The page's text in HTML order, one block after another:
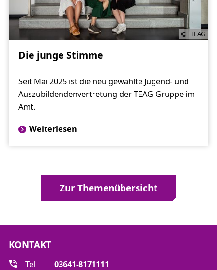
TEAG
Die junge Stimme
Seit Mai 2025 ist die neu gewählte Jugend- und
Auszubildendenvertretung der TEAG-Gruppe im
Amt.
Weiterlesen
Zur Themenübersicht
KONTAKT
Tel
03641-8171111